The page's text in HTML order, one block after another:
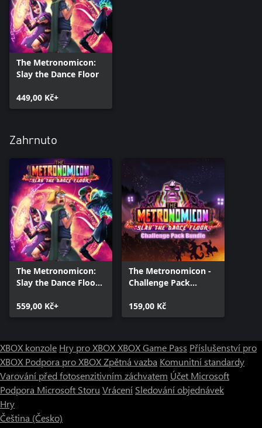
The Metronomicon:
Slay the Dance Floor
449,00 Kč+
Zahrnuto
The Metronomicon:
Slay the Dance Floor
559,00 Kč+
The Metronomicon -
Challenge Pack
159,00 Kč
XBOX konzole Hry pro XBOXXBOX Game Pass Příslušenství pro
XBOX Podpora pro XBOXZpětná vazba Komunitní standardy
Varování před fotosenzitivním záchvatem Účet Microsoft
Podpora Microsoft Storu Vrácení Sledování objednávek
Hry
Čeština (Česko)